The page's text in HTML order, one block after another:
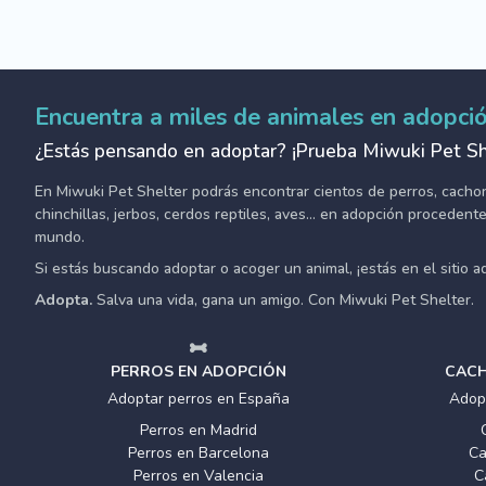
Encuentra a miles de animales en
¿Estás pensando en adoptar? ¡Prueba Miwuki Pet
En Miwuki Pet Shelter podrás encontrar cientos de perros,
chinchillas, jerbos, cerdos reptiles, aves... en adopción
mundo.
Si estás buscando adoptar o acoger un animal, ¡estás en el sitio
Adopta. Salva una vida, gana un amigo. Con Miwuki Pet Shelter.
PERROS EN ADOPCIÓN
Adoptar perros en España
Perros en Madrid
Perros en Barcelona
Perros en Valencia